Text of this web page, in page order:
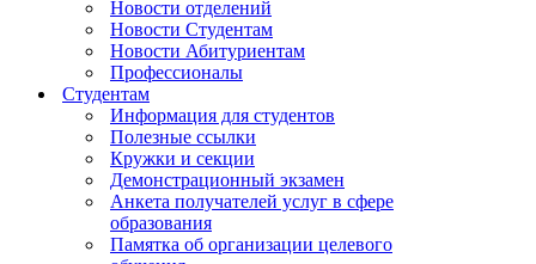
Новости отделений
Новости Студентам
Новости Абитуриентам
Профессионалы
Студентам
Информация для студентов
Полезные ссылки
Кружки и секции
Демонстрационный экзамен
Анкета получателей услуг в сфере
образования
Памятка об организации целевого